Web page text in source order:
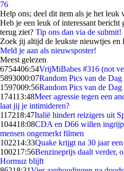
76
Help ons; deel dit item als je het leuk
Heb je een leuk of interessant
terug ziet? Tip ons dan via de submit!
Zoek jij altijd de leukste nieuwtjes en
Meld je aan als nieuwsposter!
Meest gelezen
6754406:54VrijMiBabes #316 (not
5893000:07Random Pics van de Dag
1597009:56Random Pics van de Dag
174113:48Meer agressie tegen een
laat jij je intimideren?
117218:47Italië hindert reizigers uit
104418:08CDA en D66 willen
mensen ongemerkt filmen
102214:33Quake krijgt na 30 jaar
100217:56Benzineprijs daalt verder,
Hormuz blijft